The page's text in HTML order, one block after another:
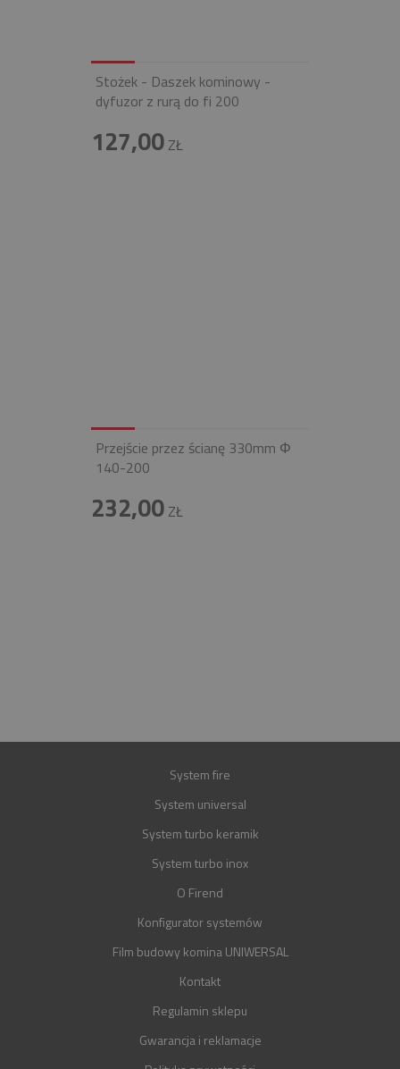
Stożek - Daszek kominowy -
dyfuzor z rurą do fi 200
127,00ZŁ
Przejście przez ścianę 330mm Φ
140-200
232,00ZŁ
System fire
System universal
System turbo keramik
System turbo inox
O Firend
Konfigurator systemów
Film budowy komina UNIWERSAL
Kontakt
Regulamin sklepu
Gwarancja i reklamacje